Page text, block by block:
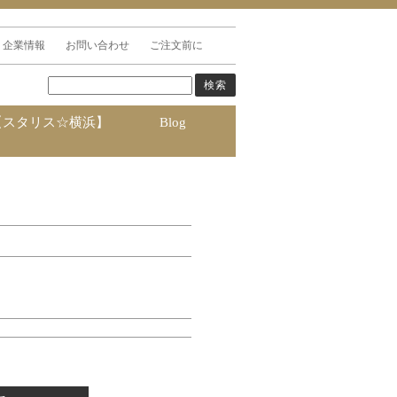
企業情報 お問い合わせ ご注文前に
タリス☆横浜】 Blog